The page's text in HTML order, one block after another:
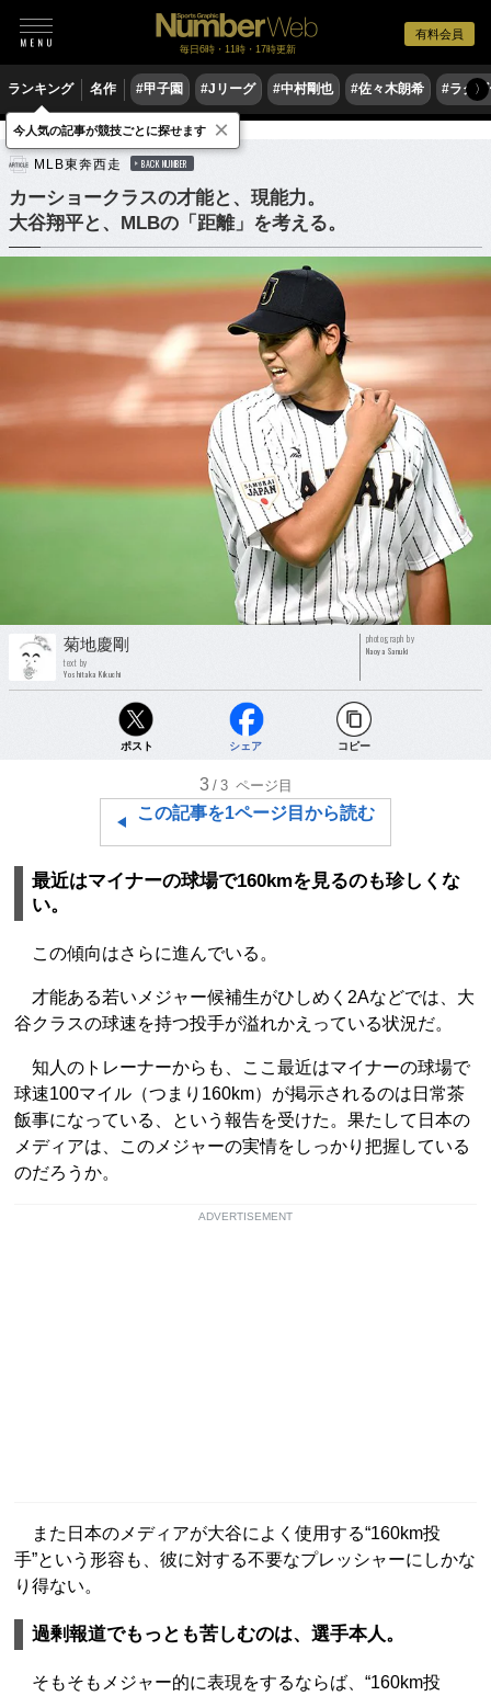
有料会員
毎日6時・11時・17時更新
ランキング 名作 #甲子園 #Jリーグ #中村剛也 #佐々木朗希 #ラグ〉
野球 MLB
MLB東奔西走 BACK NUMBER
カーショークラスの才能と、現能力。
大谷翔平と、MLBの「距離」を考える。
菊地慶剛
text by
Yoshitaka Kikuchi
photograph by
Naoya Sanuki
ポスト シェア コピー
3 /3 ページ目
この記事を1ページ目から読む
最近はマイナーの球場で160kmを見るのも珍しくな
い。
この傾向はさらに進んでいる。
才能ある若いメジャー候補生がひしめく2Aなどでは、大
谷クラスの球速を持つ投手が溢れかえっている状況だ。
知人のトレーナーからも、ここ最近はマイナーの球場で
球速100マイル（つまり160km）が掲示されるのは日常茶
飯事になっている、という報告を受けた。果たして日本の
メディアは、このメジャーの実情をしっかり把握している
のだろうか。
ADVERTISEMENT
また日本のメディアが大谷によく使用する“160km投
手”という形容も、彼に対する不要なプレッシャーにしかな
り得ない。
過剰報道でもっとも苦しむのは、選手本人。
そもそもメジャー的に表現をするならば、“160km投
今人気の記事が競技ごとに探せます ×